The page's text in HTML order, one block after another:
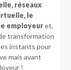
réseaux
le
employeuret,
transformation
instants pour
mais avant
!